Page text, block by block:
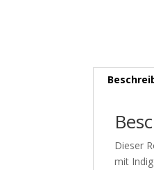
Dieser
mit